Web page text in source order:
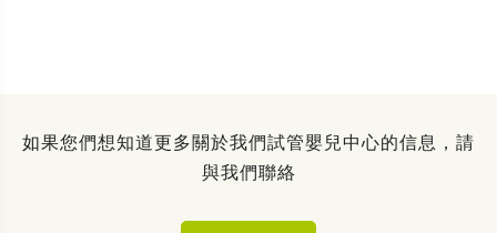
如果您們想知道更多關於我們試管嬰兒中心的信息，請
與我們聯絡